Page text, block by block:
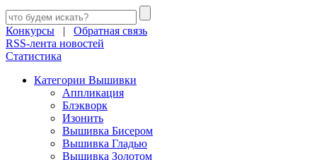
Конкурсы | Обратная связь
RSS-лента новостей
Статистика
Категории Вышивки
Аппликация
Блэкворк
Изонить
Вышивка Бисером
Вышивка Гладью
Вышивка Золотом